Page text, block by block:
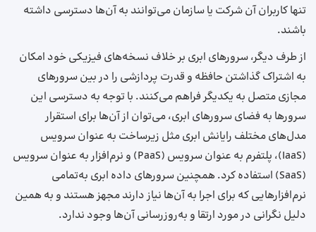
تنها کاربران آن شرکت یا سازمان می‌توانند به آن‌ها دسترسی داشته
باشند.
از طرف دیگر، سرورهای ابری بر خلاف نسخه‌های فیزیکی خود امکان
به اشتراک گذاشتن حافظه و قدرت پردازشی را در بین سرورهای
مجازی متصل به یکدیگر فراهم می‌کنند. با توجه به دسترسی این
سرورها به فضای سرورهای ابری، می‌توان از آن‌ها برای استقرار
مدل‌های مختلف رایانش ابری مثل زیرساخت به عنوان سرویس
(IaaS)، پلتفرم به عنوان سرویس (PaaS) و نرم‌افزار به عنوان سرویس
(SaaS) استفاده کرد. همچنین سرورهای داده ابری به‌تمامی
نرم‌افزارهایی که برای اجرا به آن‌ها نیاز دارند مجهز هستند و به همین
دلیل نگرانی در مورد ارتقا و به‌روزرسانی آن‌ها وجود ندارد.